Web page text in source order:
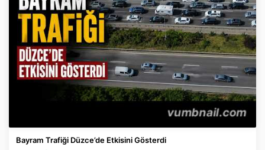
Bayram Trafiği Düzce’de Etkisini Gösterdi